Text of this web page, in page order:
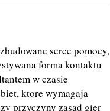
serce pomocy,
forma kontaktu
w czasie
ktore wymagaja
przyczyny zasad gier